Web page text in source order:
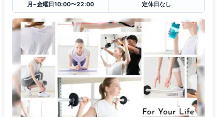
月~金曜日10:00〜22:00
定休日なし